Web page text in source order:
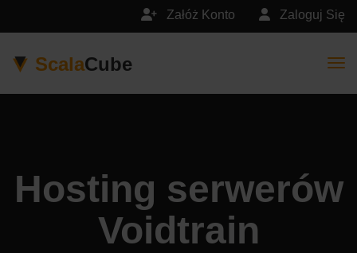
Zaloguj Się
Załóż Konto
ScalaCube
Hosting serwerów
Voidtrain